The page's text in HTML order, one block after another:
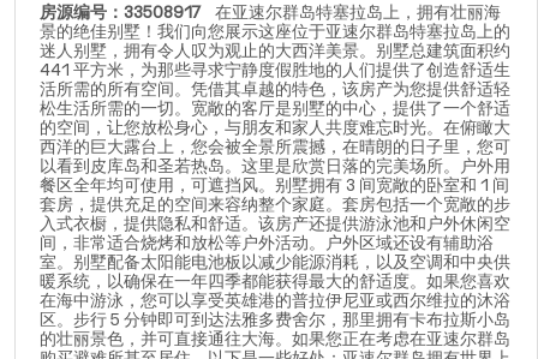
房源编号：33508917在亚速尔群岛特塞拉岛上，拥有壮丽海
景的绝佳别墅！我们向您展示这座位于亚速尔群岛特塞拉岛上的
迷人别墅，拥有令人叹为观止的大西洋美景。别墅总建筑面积约
441 平方米，为那些寻求宁静度假胜地的人们提供了创造舒适生
活所需的所有空间。凭借其卓越的特色，该房产为您提供舒适轻
松生活所需的一切。宽敞的客厅是别墅的中心，提供了一个舒适
的空间，让您放松身心，与朋友和家人共度难忘时光。在俯瞰大
西洋的巨大露台上，您会被全景所震撼，在晴朗的日子里，您可
以看到皮库岛和圣若热岛。这里是欣赏日落的完美场所。户外用
餐区全年均可使用，可遮挡风。别墅拥有 3 间宽敞的卧室和 1 间
套房，提供充足的空间来容纳整个家庭。套房包括一个宽敞的步
入式衣橱，提供隐私和舒适。该房产还提供游泳池和户外休闲空
间，非常适合烧烤和放松等户外活动。户外区域还设有辅助浴
室。别墅配备太阳能电池板以减少能源消耗，以及空调和中央供
暖系统，以确保在一年四季都能获得最大的舒适度。如果您喜欢
在海中游泳，您可以享受英雄港的普拉伊尼亚或西尔维拉的沐浴
区。步行 5 分钟即可到达法雅多费舍尔，那里拥有卡布拉斯小岛
的壮丽景色，并可直接通往大海。如果您正在考虑在亚速尔群岛